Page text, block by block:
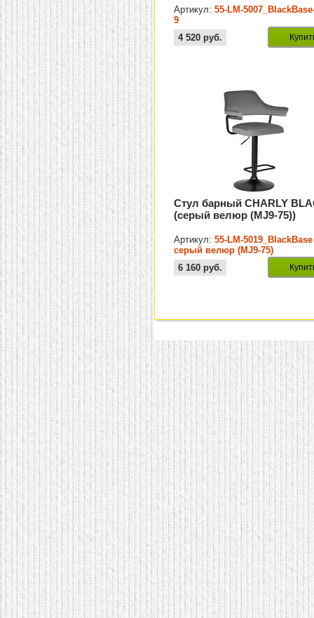
Артикул:55-LM-
9
4 520 руб.
Стул барный CHARLY
(серый велюр (MJ9-75))
Артикул:55-LM-5019_BlackBase
серый велюр (MJ9-75)
6 160 руб.